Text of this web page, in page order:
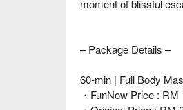
moment of blissful
– Package Details –
60-min | Full Body
・FunNow Price : RM